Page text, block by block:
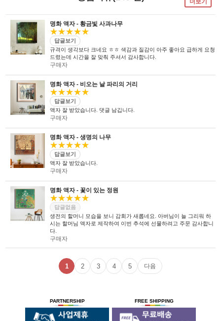
세계 각국에 기계수출은 물론 기술지원을
더보기
명화 액자 - 황금빛 사과나무
★★★★★
답글보기
규격이 생각보다 크네요 ㅎㅎ 색감과 질감이 아주 좋아요 급하게 요청
드렸는데 시간을 잘 맞춰 주셔서 감사합니다.
구매자
명화 액자 - 비오는 날 파리의 거리
★★★★★
답글보기
액자 잘 받았습니다. 댓글 남깁니다.
구매자
명화 액자 - 생명의 나무
★★★★★
답글보기
액자 잘 받았습니다.
구매자
명화 액자 - 꽃이 있는 정원
★★★★★
답글없음
생전의 할머니 모습을 보니 감회가 새롭네요. 아버님이 늘 그리워 하
시는 할머님 액자로 제작하여 이번 추석에 선물하려고 주문 감사합니
다.
구매자
1 2 3 4 5 다음
PARTNERSHIP FREE SHIPPING